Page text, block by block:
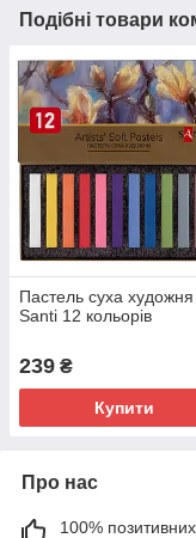
Подібні товари
Пастель суха художня
Santi 12 кольорів
239 ₴
Купити
Про нас
100% позитивних